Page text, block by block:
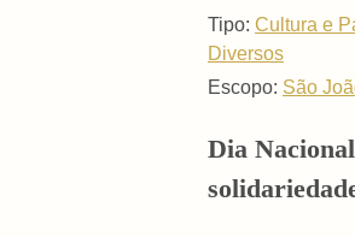
Tipo: Cultura e
Diversos
Escopo: São
Dia